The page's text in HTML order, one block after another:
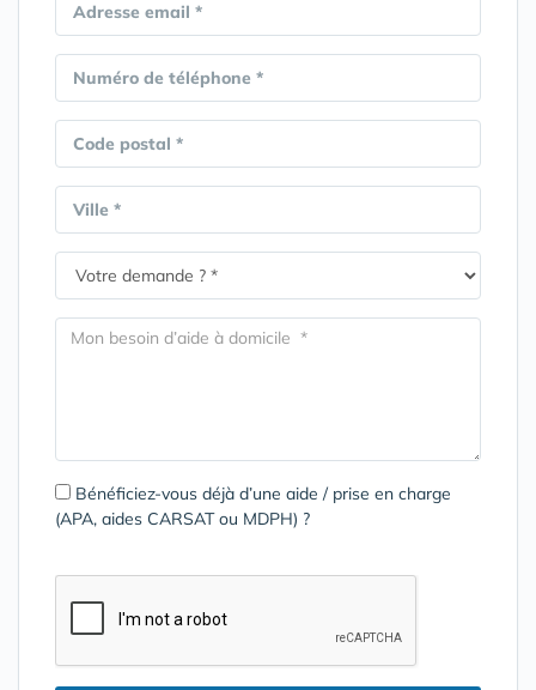
Adresse email *
Numéro de téléphone *
Code postal *
Ville *
Bénéficiez-vous déjà d’une aide / prise en charge
(APA, aides CARSAT ou MDPH) ?